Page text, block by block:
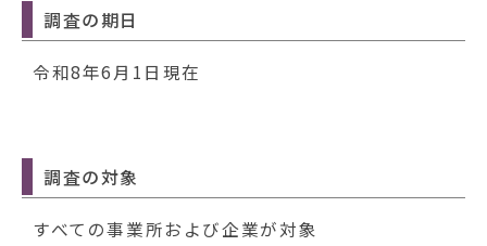
調査の期日
令和8年6月1日現在
調査の対象
すべての事業所および企業が対象